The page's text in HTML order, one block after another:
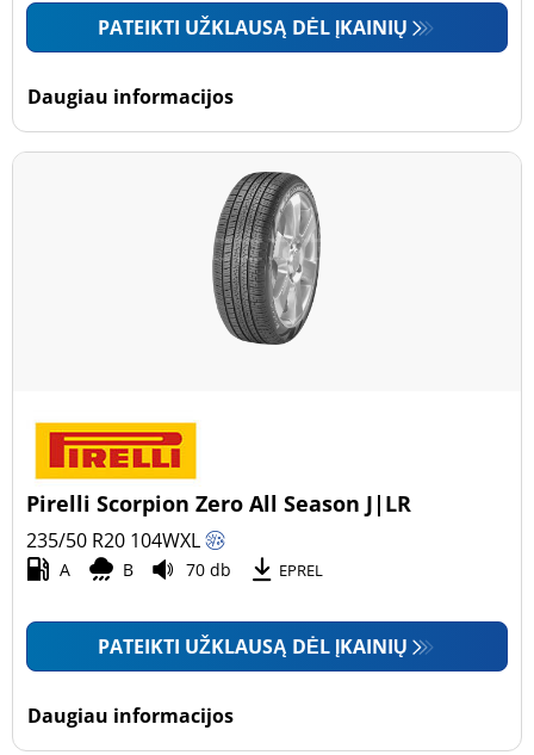
PATEIKTI UŽKLAUSĄ DĖL ĮKAINIŲ
Daugiau informacijos
Pirelli Scorpion Zero All Season J|LR
235/50 R20 104WXL
A B 70 db EPREL
PATEIKTI UŽKLAUSĄ DĖL ĮKAINIŲ
Daugiau informacijos